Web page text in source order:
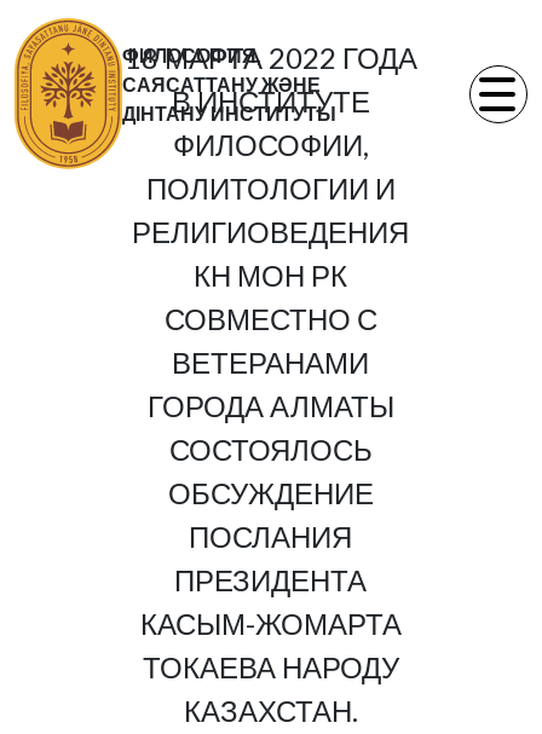
ФИЛОСОФИЯ,
САЯСАТТАНУ ЖӘНЕ
ДІНТАНУ ИНСТИТУТЫ
18 МАРТА 2022 ГОДА
В ИНСТИТУТЕ
ФИЛОСОФИИ,
ПОЛИТОЛОГИИ И
РЕЛИГИОВЕДЕНИЯ
КН МОН РК
СОВМЕСТНО С
ВЕТЕРАНАМИ
ГОРОДА АЛМАТЫ
СОСТОЯЛОСЬ
ОБСУЖДЕНИЕ
ПОСЛАНИЯ
ПРЕЗИДЕНТА
КАСЫМ-ЖОМАРТА
ТОКАЕВА НАРОДУ
КАЗАХСТАН.